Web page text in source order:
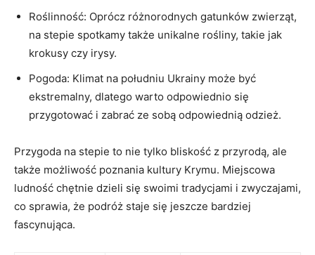
Roślinność: Oprócz różnorodnych gatunków zwierząt,
na stepie spotkamy także unikalne rośliny, takie jak
krokusy czy irysy.
Pogoda: Klimat na południu Ukrainy może być
ekstremalny, dlatego warto odpowiednio się
przygotować i zabrać ze sobą odpowiednią odzież.
Przygoda na stepie to nie tylko bliskość z przyrodą, ale
także możliwość poznania kultury Krymu. Miejscowa
ludność chętnie dzieli się swoimi tradycjami i zwyczajami,
co sprawia, że podróż staje się jeszcze bardziej
fascynująca.